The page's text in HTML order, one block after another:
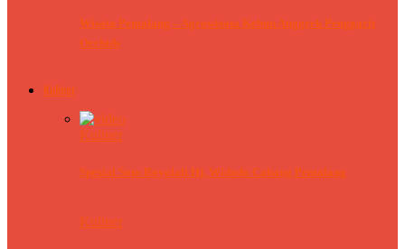
Wisata Pemalang – Agrowisata Kebun Anggrek Penggarit
Orchids
Kuliner
Kuliner
Spesial Soto Boyolali Hj. Widodo Cabang Pemalang
Kuliner